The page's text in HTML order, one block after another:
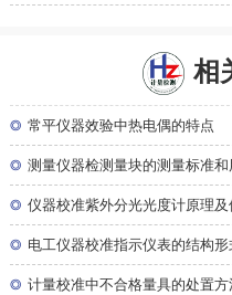
相
◎ 常平仪器效验中热电偶的特点
◎ 测量仪器检测量块的测量标准
◎ 仪器校准紫外分光光度计原理及
◎ 电工仪器校准指示仪表的结构
◎ 计量校准中不合格量具的处置方